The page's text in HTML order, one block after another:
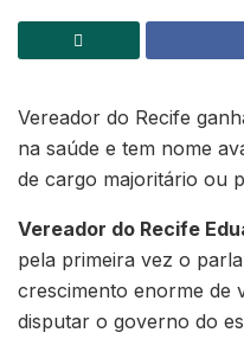
Vereador do Recife
na saúde e tem nome
de cargo majoritário ou
Vereador do Recife
pela primeira vez o
crescimento enorme de
disputar o governo do